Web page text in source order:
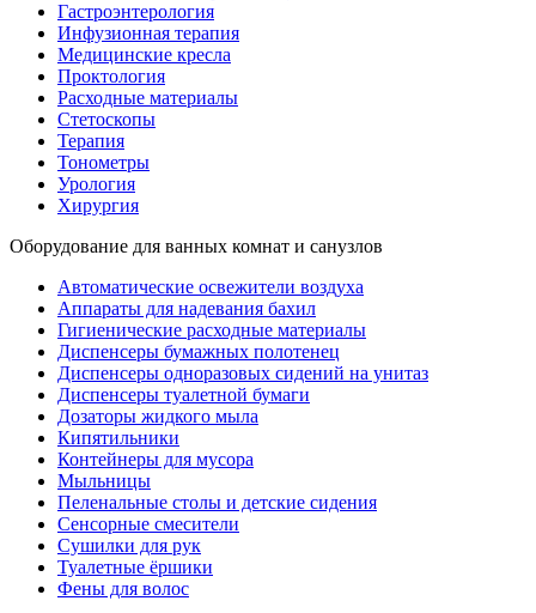
Гастроэнтерология
Инфузионная терапия
Медицинские кресла
Проктология
Расходные материалы
Стетоскопы
Терапия
Тонометры
Урология
Хирургия
Оборудование для ванных комнат и санузлов
Автоматические освежители воздуха
Аппараты для надевания бахил
Гигиенические расходные материалы
Диспенсеры бумажных полотенец
Диспенсеры одноразовых сидений на унитаз
Диспенсеры туалетной бумаги
Дозаторы жидкого мыла
Кипятильники
Контейнеры для мусора
Мыльницы
Пеленальные столы и детские сидения
Сенсорные смесители
Сушилки для рук
Туалетные ёршики
Фены для волос